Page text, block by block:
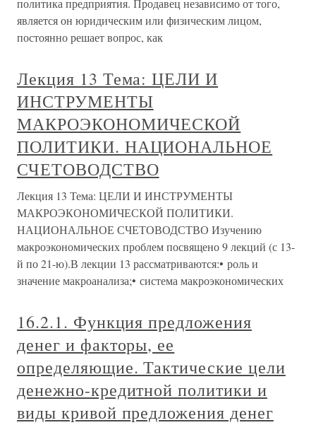
политика предприятия. Продавец независимо от того,
является он юридическим или физическим лицом,
постоянно решает вопрос, как
Лекция 13 Тема: ЦЕЛИ И
ИНСТРУМЕНТЫ
МАКРОЭКОНОМИЧЕСКОЙ
ПОЛИТИКИ. НАЦИОНАЛЬНОЕ
СЧЕТОВОДСТВО
Лекция 13 Тема: ЦЕЛИ И ИНСТРУМЕНТЫ
МАКРОЭКОНОМИЧЕСКОЙ ПОЛИТИКИ.
НАЦИОНАЛЬНОЕ СЧЕТОВОДСТВО Изучению
макроэкономических проблем посвящено 9 лекций (с 13-
й по 21-ю).В лекции 13 рассматриваются:• роль и
значение макроанализа;• система макроэкономических
16.2.1. Функция предложения
денег и факторы, ее
определяющие. Тактические цели
денежно-кредитной политики и
виды кривой предложения денег